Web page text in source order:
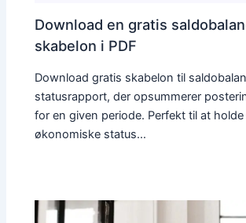
Download en gratis
skabelon i PDF
Download gratis skabelon til
statusrapport, der opsummerer
for en given periode. Perfekt til at
økonomiske status…